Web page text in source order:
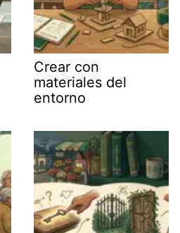
Crear con
materiales del
entorno